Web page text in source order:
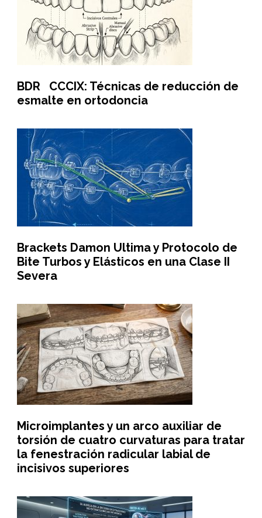
BDR CCCIX: Técnicas de reducción de
esmalte en ortodoncia
Brackets Damon Ultima y Protocolo de
Bite Turbos y Elásticos en una Clase II
Severa
Microimplantes y un arco auxiliar de
torsión de cuatro curvaturas para tratar
la fenestración radicular labial de
incisivos superiores